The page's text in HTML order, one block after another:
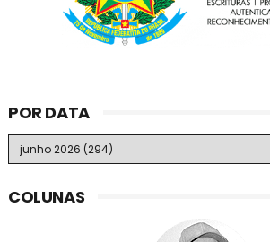
POR DATA
COLUNAS